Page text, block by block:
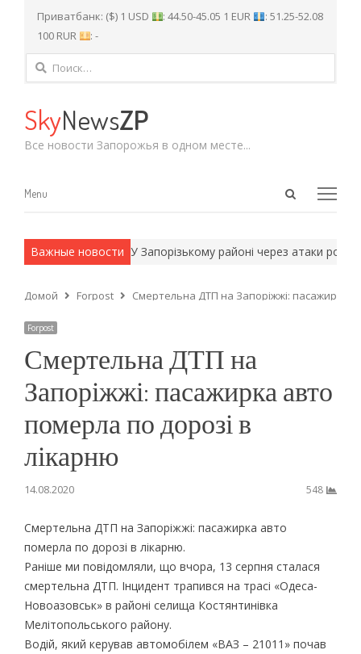
Приватбанк: ($) 1 USD : 44.50-45.05 1 EUR
: 51.25-52.08
100 RUR
: -
Найти:
SkyNewsZP
Все новости Запорожья в одном месте...
Open
Menu
Menu
Важные новости
методы. У Запорізькому районі через атаки
Домой Forpost Смертельна ДТП на Запоріжжі: пасажирка
Forpost
Смертельна ДТП на
Запоріжжі: пасажирка авто
померла по дорозі в
лікарню
14.08.2020 548
Смертельна ДТП на Запоріжжі: пасажирка авто
померла по дорозі в лікарню.
Раніше ми повідомляли, що вчора, 13 серпня сталася
смертельна ДТП. Інцидент трапився на трасі «Одеса-
Новоазовськ» в районі селища Костянтинівка
Мелітопольського району.
Водій, який керував автомобілем «ВАЗ – 21011» почав